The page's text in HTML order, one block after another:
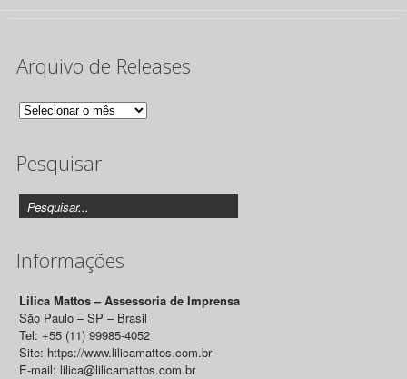
Arquivo de Releases
Arquivo
Releases
Pesquisar
Informações
Lilica Mattos – Assessoria de Imprensa
São Paulo – SP – Brasil
Tel: +55 (11) 99985-4052
Site: https://www.lilicamattos.com.br
E-mail: lilica@lilicamattos.com.br